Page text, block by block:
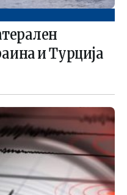
и Турција